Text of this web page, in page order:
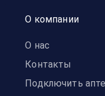
О компании
О нас
Контакты
Подключить